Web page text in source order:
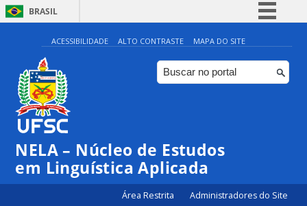
BRASIL
Simplifique!
Comunica BR
Participe
Canais
ACESSIBILIDADE ALTO CONTRASTE MAPA DO SITE
NELA – Núcleo de Estudos
em Linguística Aplicada
Área Restrita Administradores do Site